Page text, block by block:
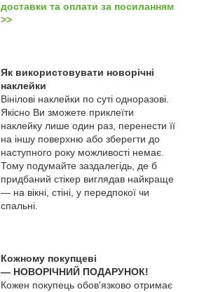
доставки та оплати за посиланням
>>
Як використовувати новорічні
наклейки
Вінілові наклейки по суті одноразові.
Якісно Ви зможете приклеїти
наклейку лише один раз, перенести її
на іншу поверхню або зберегти до
наступного року можливості немає.
Тому подумайте заздалегідь, де б
придбаний стікер виглядав найкраще
— на вікні, стіні, у передпокої чи
спальні.
Кожному покупцеві
— НОВОРІЧНИЙ ПОДАРУНОК!
Кожен покупець обов'язково отримає